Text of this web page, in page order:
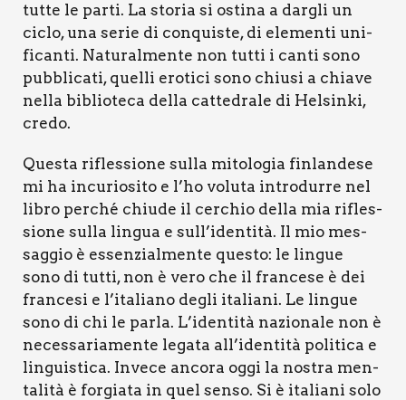
tut­te le par­ti. La sto­ria si osti­na a dar­gli un
ciclo, una serie di con­qui­ste, di ele­men­ti uni­
fi­can­ti. Natu­ral­men­te non tut­ti i can­ti sono
pub­bli­ca­ti, quel­li ero­ti­ci sono chiu­si a chia­ve
nel­la biblio­te­ca del­la cat­te­dra­le di Hel­sin­ki,
cre­do.
Que­sta rifles­sio­ne sul­la mito­lo­gia fin­lan­de­se
mi ha incu­rio­si­to e l’ho volu­ta intro­dur­re nel
libro per­ché chiu­de il cer­chio del­la mia rifles­
sio­ne sul­la lin­gua e sull’identità. Il mio mes­
sag­gio è essen­zial­men­te que­sto: le lin­gue
sono di tut­ti, non è vero che il fran­ce­se è dei
fran­ce­si e l’italiano degli ita­lia­ni. Le lin­gue
sono di chi le par­la. L’identità nazio­na­le non è
neces­sa­ria­men­te lega­ta all’identità poli­ti­ca e
lin­gui­sti­ca. Inve­ce anco­ra oggi la nostra men­
ta­li­tà è for­gia­ta in quel sen­so. Si è ita­lia­ni solo